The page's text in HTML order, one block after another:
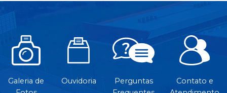
Galeria de
Ouvidoria
Perguntas
Contato e